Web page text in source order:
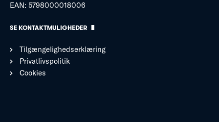
EAN: 5798000018006
SE KONTAKTMULIGHEDER
Tilgængelighedserklæring
Privatlivspolitik
Cookies